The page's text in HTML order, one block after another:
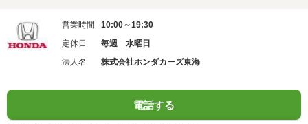
営業時間
10:00～19:30
定休日
毎週 水曜日
法人名
株式会社ホンダカーズ東海
電話する